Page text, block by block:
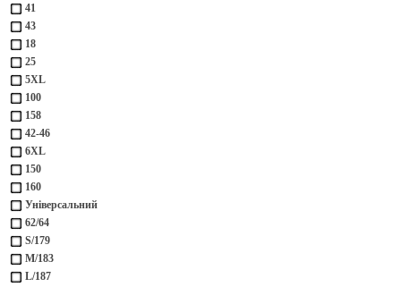
41
43
18
25
5XL
100
158
42-46
6XL
150
160
Універсальний
62/64
S/179
M/183
L/187